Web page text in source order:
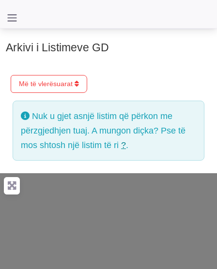
Arkivi i Listimeve GD
Më të vlerësuarat
Nuk u gjet asnjë listim që përkon me
përzgjedhjen tuaj. A mungon diçka? Pse të
mos shtosh një listim të ri ?.